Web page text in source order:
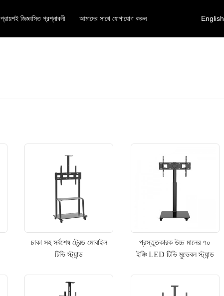
প্রায়শই জিজ্ঞাসিত প্রশ্নাবলী আমাদের সাথে যোগাযোগ করুন English
চাকা সহ সর্বশেষ ট্রেন্ড মোবাইল
টিভি স্ট্যান্ড
প্রস্তুতকারক উচ্চ মানের ৭০
ইঞ্চি LED টিভি মুভেবল স্ট্যান্ড